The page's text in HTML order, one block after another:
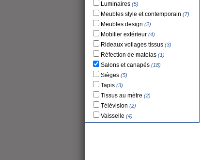
Luminaires (5)
Meubles style et contemporain (7)
Meubles design (2)
Mobilier extérieur (4)
Rideaux voilages tissus (3)
Réfection de matelas (1)
Salons et canapés (18)
Sièges (5)
Tapis (3)
Tissus au mètre (2)
Télévision (2)
Vaisselle (4)